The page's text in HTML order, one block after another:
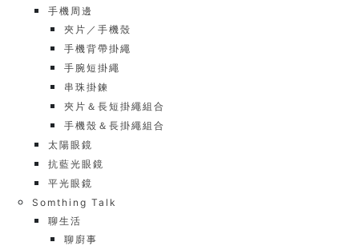
手機周邊
夾片／手機殼
手機背帶掛繩
手腕短掛繩
串珠掛鍊
夾片＆長短掛繩組合
手機殼＆長掛繩組合
太陽眼鏡
抗藍光眼鏡
平光眼鏡
Somthing Talk
聊生活
聊廚事